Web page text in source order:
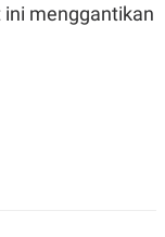
ini menggantikan